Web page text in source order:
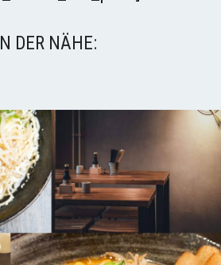
DER NÄHE: